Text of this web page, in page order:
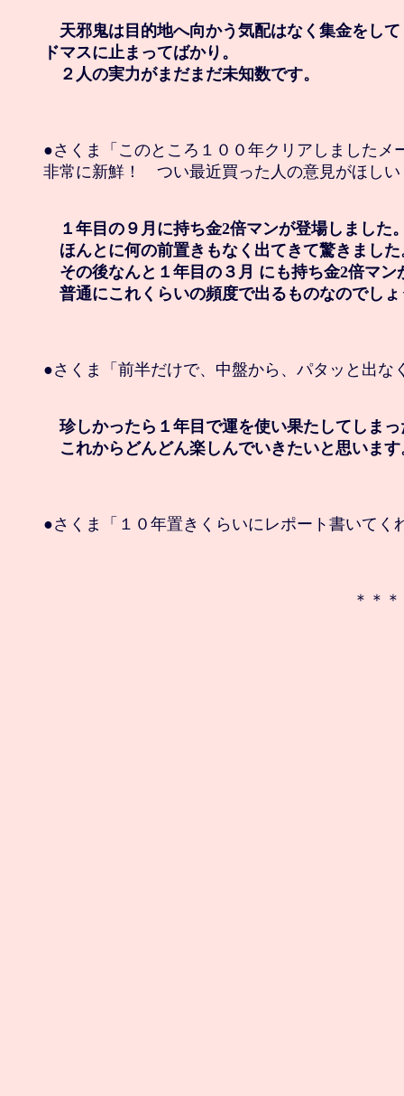
天邪鬼は目的地へ向かう気配はなく集金をし
ドマスに止まってばかり。
２人の実力がまだまだ未知数です。
●さくま「このところ１００年クリアしましたメ
非常に新鮮！　つい最近買った人の意見がほしい
１年目の９月に持ち金2倍マンが登場しました
ほんとに何の前置きもなく出てきて驚きました
その後なんと１年目の３月 にも持ち金2倍マン
普通にこれくらいの頻度で出るものなのでしょ
●さくま「前半だけで、中盤から、パタッと出な
珍しかったら１年目で運を使い果たしてしま
これからどんどん楽しんでいきたいと思います
●さくま「１０年置きくらいにレポート書いてく
＊＊＊